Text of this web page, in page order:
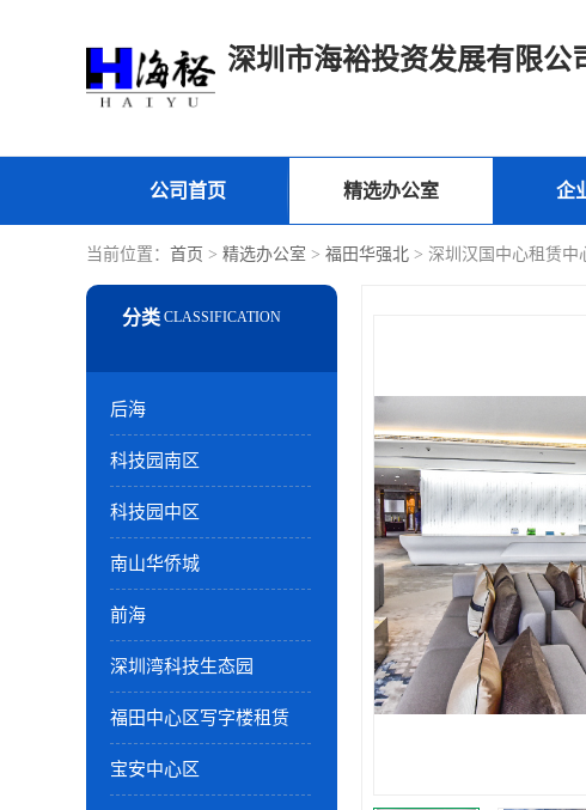
深圳市海裕投资发展有限公
公司首页 精选办公室 企
当前位置： 首页 > 精选办公室 > 福田华强北 > 深圳汉国中心租赁中
后海
科技园南区
科技园中区
南山华侨城
前海
深圳湾科技生态园
福田中心区写字楼租赁
宝安中心区